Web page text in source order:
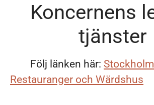
Koncernens
tjänster
Följ länken här:
Restauranger och Wärdshus